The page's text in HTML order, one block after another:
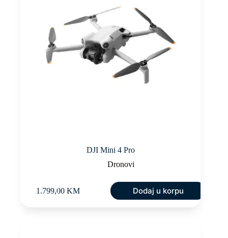
DJI Mini 4 Pro
Dronovi
1.799,00 KM Dodaj u korpu